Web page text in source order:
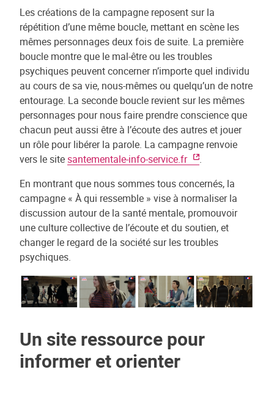
Les créations de la campagne reposent sur la
répétition d’une même boucle, mettant en scène les
mêmes personnages deux fois de suite. La première
boucle montre que le mal-être ou les troubles
psychiques peuvent concerner n’importe quel individu
au cours de sa vie, nous-mêmes ou quelqu’un de notre
entourage. La seconde boucle revient sur les mêmes
personnages pour nous faire prendre conscience que
chacun peut aussi être à l’écoute des autres et jouer
un rôle pour libérer la parole. La campagne renvoie
vers le sitesantementale-info-service.fr
.
En montrant que nous sommes tous concernés, la
campagne « À qui ressemble » vise à normaliser la
discussion autour de la santé mentale, promouvoir
une culture collective de l’écoute et du soutien, et
changer le regard de la société sur les troubles
psychiques.
Un site ressource pour
informer et orienter